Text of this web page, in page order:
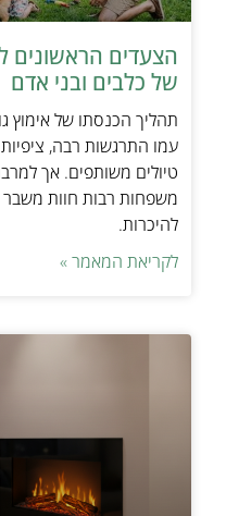
הצעדים הראשונים
של כלבים ובני אדם
תהליך הכנסתו של אימוץ
עמו התרגשות רבה,
טיולים משותפים. אך
משפחות רבות חוות
להיכרות.
לקריאת המאמר »